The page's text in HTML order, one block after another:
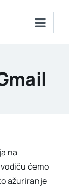
na
ćemo
ažuriranje